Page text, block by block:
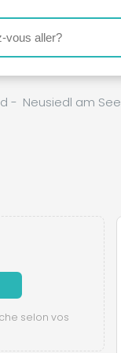
- Neusiedl am See
selon vos